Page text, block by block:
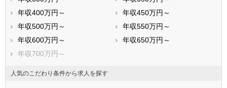
年収400万円～
年収450万円～
年収500万円～
年収550万円～
年収600万円～
年収650万円～
年収700万円～
人気のこだわり条件から求人を探す